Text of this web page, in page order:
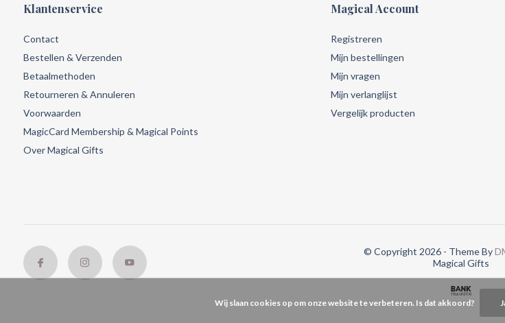
Klantenservice
Contact
Bestellen & Verzenden
Betaalmethoden
Retourneren & Annuleren
Voorwaarden
MagicCard Membership & Magical Points
Over Magical Gifts
Magical Account
Registreren
Mijn bestellingen
Mijn vragen
Mijn verlanglijst
Vergelijk producten
© Copyright 2026 - Theme By
Magical Gifts
Wij slaan cookies op om onze website te verbeteren. Is dat akkoord?